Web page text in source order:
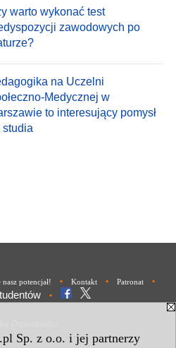
Sp. z o.o. i jej partnerzy
warto wykonać test
zawodowych po
na Uczelni
Medycznej w
to interesujący pomysł
studia
potencjał! • Kontakt • Patronat •
•